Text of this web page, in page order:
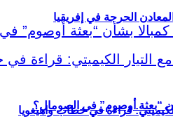
الحرجة في إفريقيا
قراءة في خطاب واهيغويا